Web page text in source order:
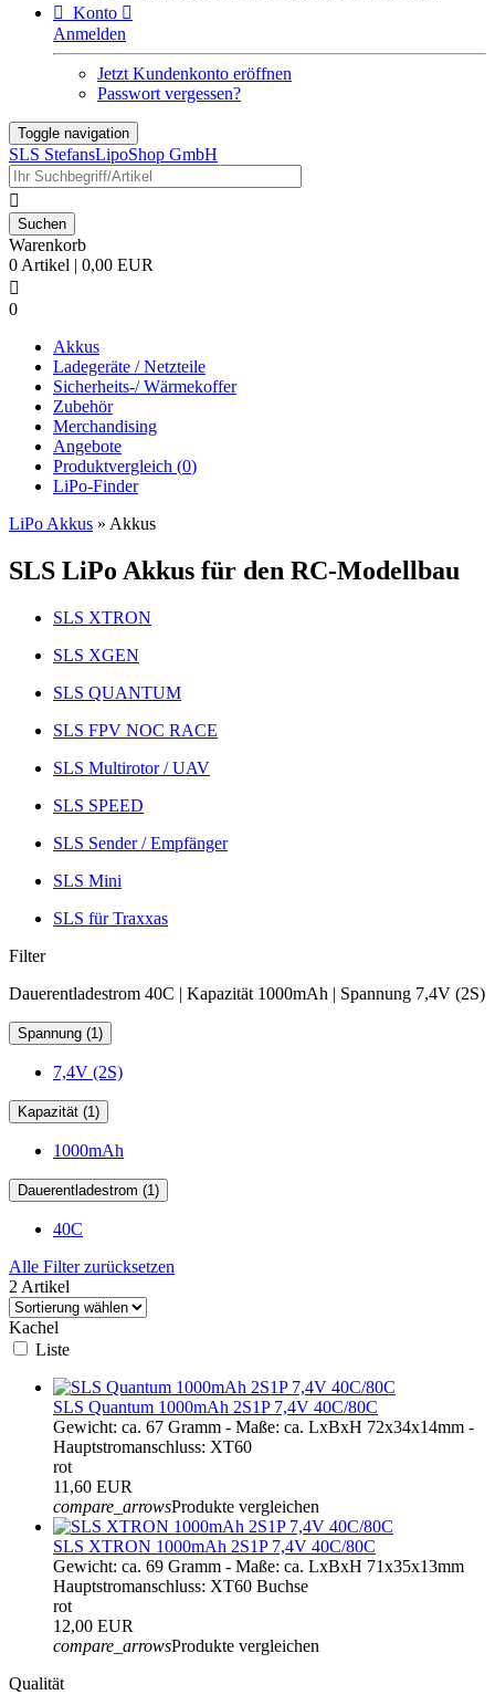
 Konto 
Anmelden
Jetzt Kundenkonto eröffnen
Passwort vergessen?
Toggle navigation
SLS StefansLipoShop GmbH

Warenkorb
0 Artikel | 0,00 EUR

0
Akkus
Ladegeräte / Netzteile
Sicherheits-/ Wärmekoffer
Zubehör
Merchandising
Angebote
Produktvergleich (0)
LiPo-Finder
LiPo Akkus » Akkus
SLS LiPo Akkus für den RC-Modellbau
SLS XTRON
SLS XGEN
SLS QUANTUM
SLS FPV NOC RACE
SLS Multirotor / UAV
SLS SPEED
SLS Sender / Empfänger
SLS Mini
SLS für Traxxas
Filter
Dauerentladestrom 40C | Kapazität 1000mAh | Spannung 7,4V (2S)
Spannung (1)
7,4V (2S)
Kapazität (1)
1000mAh
Dauerentladestrom (1)
40C
Alle Filter zurücksetzen
2 Artikel
Kachel
Liste
SLS Quantum 1000mAh 2S1P 7,4V 40C/80C
Gewicht: ca. 67 Gramm - Maße: ca. LxBxH 72x34x14mm -
Hauptstromanschluss: XT60
rot
11,60 EUR
compare_arrowsProdukte vergleichen
SLS XTRON 1000mAh 2S1P 7,4V 40C/80C
Gewicht: ca. 69 Gramm - Maße: ca. LxBxH 71x35x13mm
Hauptstromanschluss: XT60 Buchse
rot
12,00 EUR
compare_arrowsProdukte vergleichen
Qualität